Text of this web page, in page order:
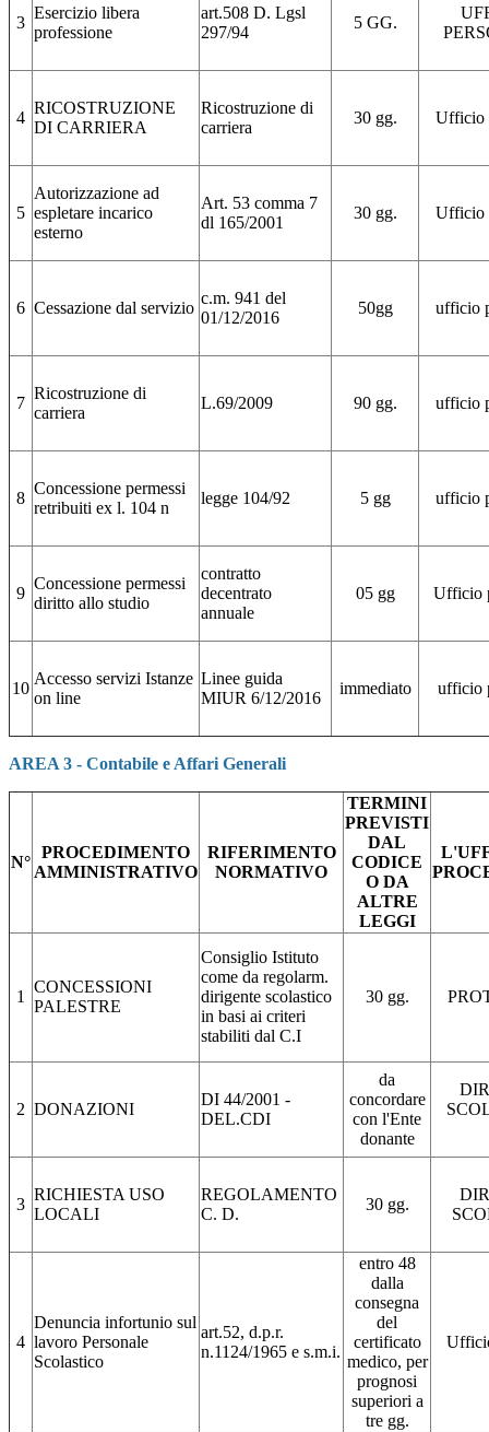
3
Esercizio libera
professione
art.508 D. Lgsl
297/94
5 GG.
4
RICOSTRUZIONE
DI CARRIERA
Ricostruzione di
carriera
30 gg. Ufficio
5
Autorizzazione ad
espletare incarico
esterno
Art. 53 comma 7
dl 165/2001
30 gg. Ufficio
6 Cessazione dal servizio
c.m. 941 del
01/12/2016
50gg ufficio
7
Ricostruzione di
carriera
L.69/2009 90 gg. ufficio
8
Concessione permessi
retribuiti ex l. 104 n
legge 104/92 5 gg ufficio
9
Concessione permessi
diritto allo studio
contratto
decentrato
annuale
05 gg Ufficio
10
Accesso servizi Istanze
on line
Linee guida
MIUR 6/12/2016
immediato ufficio
AREA 3 - Contabile e Affari Generali
N°
PROCEDIMENTO
AMMINISTRATIVO
RIFERIMENTO
NORMATIVO
TERMINI
PREVISTI
DAL
CODICE
O DA
ALTRE
LEGGI
1
CONCESSIONI
PALESTRE
Consiglio Istituto
come da regolarm.
dirigente scolastico
in basi ai criteri
stabiliti dal C.I
30 gg.
2 DONAZIONI
DI 44/2001 -
DEL.CDI
da
concordare
con l'Ente
donante
3
RICHIESTA USO
LOCALI
REGOLAMENTO
C. D.
30 gg.
4
Denuncia infortunio sul
lavoro Personale
Scolastico
art.52, d.p.r.
n.1124/1965 e s.m.i.
entro 48
dalla
consegna
del
certificato
medico, per
prognosi
superiori a
tre gg.